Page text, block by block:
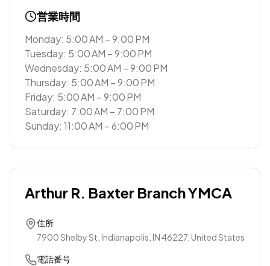
営業時間
Monday: 5:00 AM – 9:00 PM
Tuesday: 5:00 AM – 9:00 PM
Wednesday: 5:00 AM – 9:00 PM
Thursday: 5:00 AM – 9:00 PM
Friday: 5:00 AM – 9:00 PM
Saturday: 7:00 AM – 7:00 PM
Sunday: 11:00 AM – 6:00 PM
Arthur R. Baxter Branch YMCA
住所
7900 Shelby St, Indianapolis, IN 46227, United States
電話番号